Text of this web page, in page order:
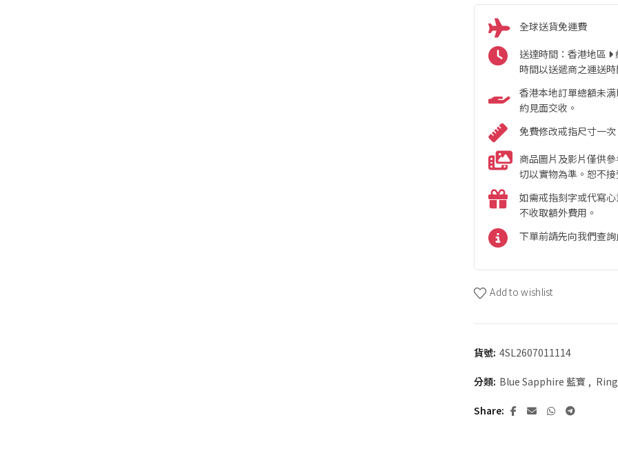
全球送貨免運費
送達時間：香港地區
時間以送遞商之運送時
香港本地訂單總額未
約見面交收。
免費修改戒指尺寸一次
商品圖片及影片僅供
切以實物為準。恕不
如需戒指刻字或代寫
不收取額外費用。
下單前請先向我們查
Add to wishlist
貨號: 4SL2607011114
分類: Blue Sapphire 藍寶 ,
Share